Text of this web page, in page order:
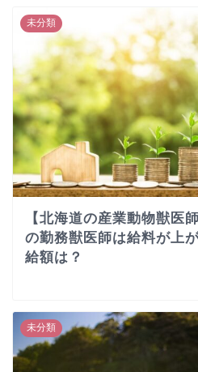
未分類
【北海道の産業動物獣医
の勤務獣医師は給料が上
給額は？
未分類